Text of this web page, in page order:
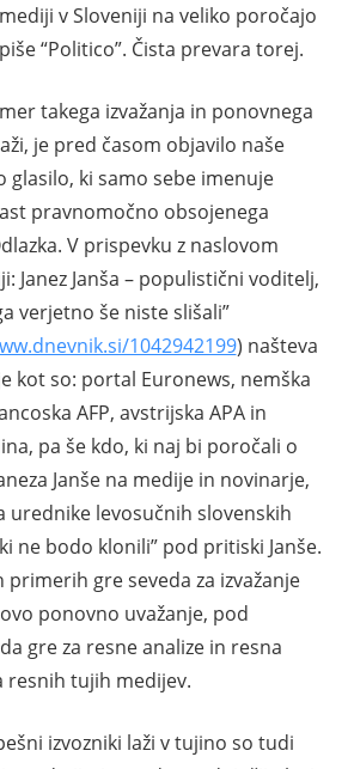
v Sloveniji na veliko poročajo
“Politico”. Čista prevara torej.
takega izvažanja in ponovnega
je pred časom objavilo naše
glasilo, ki samo sebe imenuje
pravnomočno obsojenega
V prispevku z naslovom
Janez Janša – populistični voditelj,
verjetno še niste slišali”
1042942199) našteva
kot so: portal Euronews, nemška
AFP, avstrijska APA in
pa še kdo, ki naj bi poročali o
Janše na medije in novinarje,
urednike levosučnih slovenskih
ne bodo klonili” pod pritiski Janše.
primerih gre seveda za izvažanje
ponovno uvažanje, pod
gre za resne analize in resna
resnih tujih medijev.
izvozniki laži v tujino so tudi